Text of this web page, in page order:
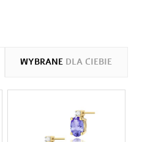
WYBRANE DLA CIEBIE